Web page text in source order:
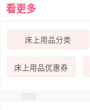
看更多
床上用品分类
床上用品优惠券